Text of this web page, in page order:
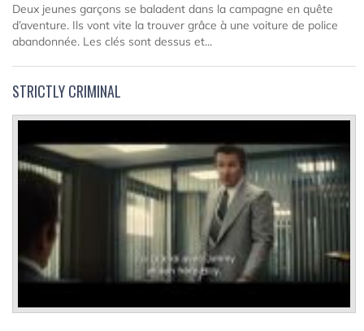
Deux jeunes garçons se baladent dans la campagne en quête
d’aventure. Ils vont vite la trouver grâce à une voiture de police
abandonnée. Les clés sont dessus et...
STRICTLY CRIMINAL